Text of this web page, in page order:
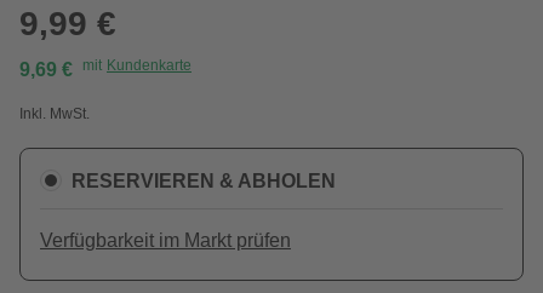
9,99 €
9,69 € mit Kundenkarte
Inkl. MwSt.
RESERVIEREN & ABHOLEN
Verfügbarkeit im Markt prüfen